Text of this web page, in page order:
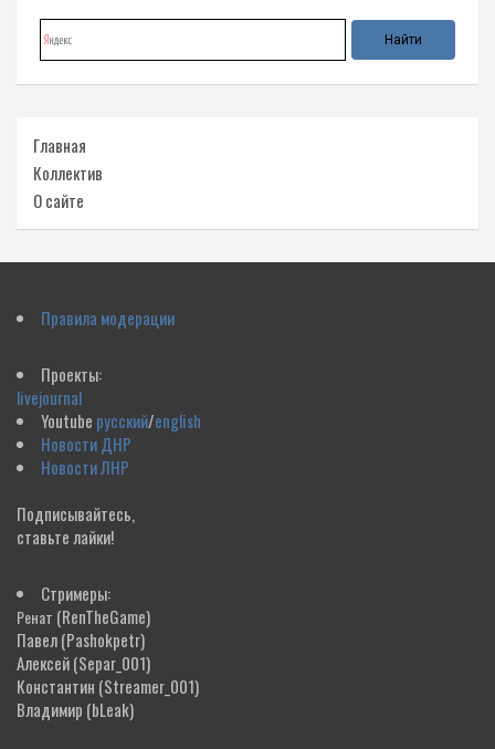
Главная
Коллектив
О сайте
Правила модерации
Проекты:
livejournal
Youtube русский/english
Новости ДНР
Новости ЛНР
Подписывайтесь,
ставьте лайки!
Стримеры:
Ренат (RenTheGame)
Павел(Pashokpetr)
Алексей(Separ_001)
Константин (Streamer_001)
Владимир (bLeak)